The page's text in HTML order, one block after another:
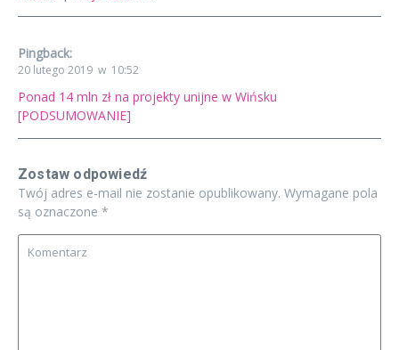
Pingback:
20 lutego 2019 w 10:52
Ponad 14 mln zł na projekty unijne w Wińsku
[PODSUMOWANIE]
Zostaw odpowiedź
Twój adres e-mail nie zostanie opublikowany. Wymagane pola
są oznaczone *